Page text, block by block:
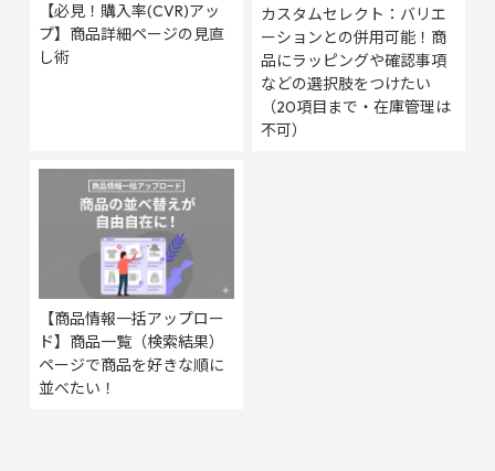
【必見！購入率(CVR)アッ
プ】商品詳細ページの見直
し術
カスタムセレクト：バリエ
ーションとの併用可能！商
品にラッピングや確認事項
などの選択肢をつけたい
（20項目まで・在庫管理は
不可）
【商品情報一括アップロー
ド】商品一覧（検索結果）
ページで商品を好きな順に
並べたい！